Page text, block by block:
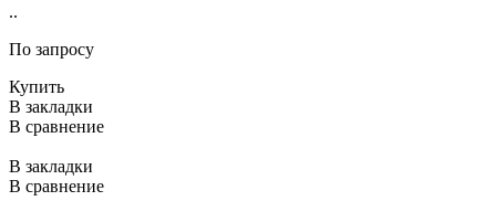
..
По запросу
Купить
В закладки
В сравнение
В закладки
В сравнение